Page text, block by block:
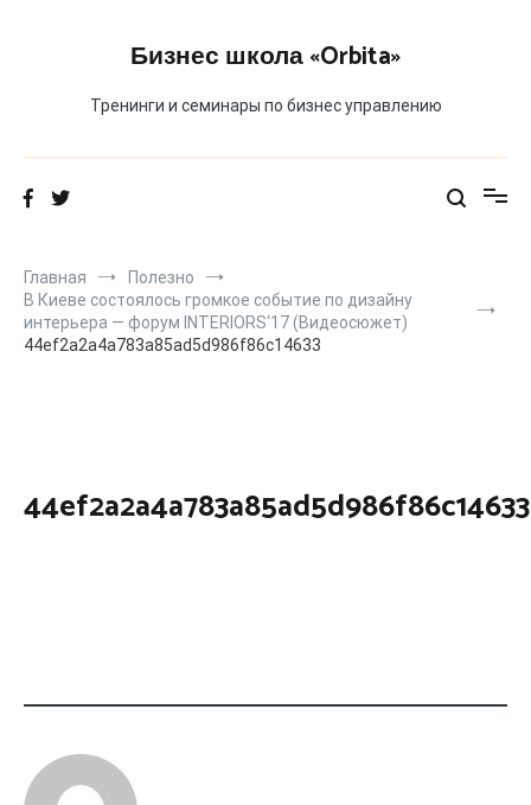
Бизнес школа «Orbita»
Тренинги и семинары по бизнес управлению
Главная
Полезно
В Киеве состоялось громкое событие по дизайну
интерьера — форум INTERIORS‘17 (Видеосюжет)
44ef2a2a4a783a85ad5d986f86c14633
44ef2a2a4a783a85ad5d986f86c14633